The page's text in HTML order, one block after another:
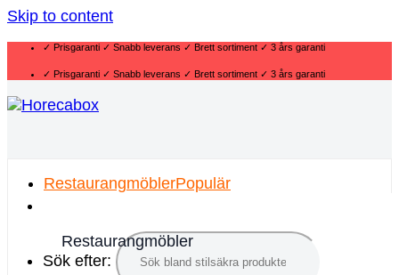
Skip to content
✓ Prisgaranti ✓ Snabb leverans ✓ Brett sortiment ✓ 3 års garanti
✓ Prisgaranti ✓ Snabb leverans ✓ Brett sortiment ✓ 3 års garanti
Sök efter:
Restaurangmöbler
Restaurangmöbler